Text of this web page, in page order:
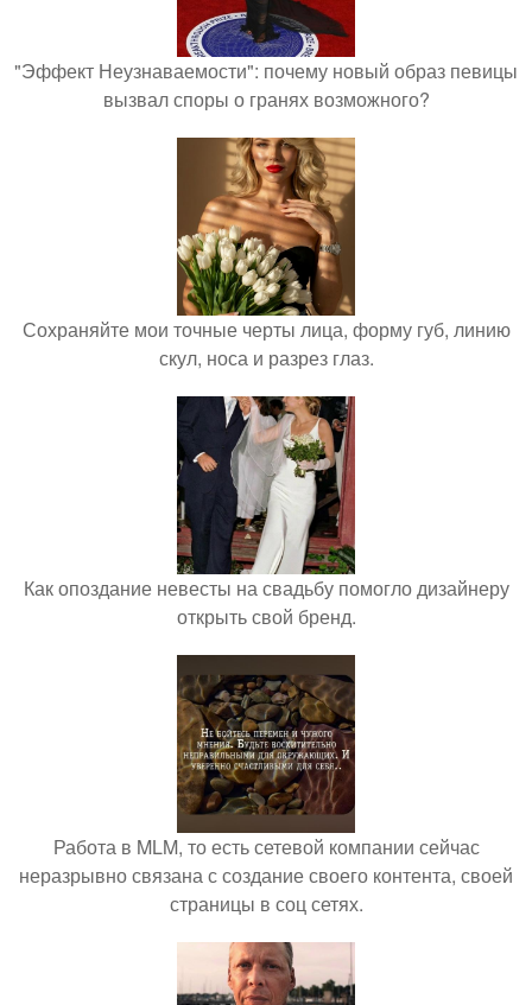
"Эффект Неузнаваемости": почему новый образ певицы
вызвал споры о гранях возможного?
Сохраняйте мои точные черты лица, форму губ, линию
скул, носа и разрез глаз.
Как опоздание невесты на свадьбу помогло дизайнеру
открыть свой бренд.
Работа в MLM, то есть сетевой компании сейчас
неразрывно связана с создание своего контента, своей
страницы в соц сетях.